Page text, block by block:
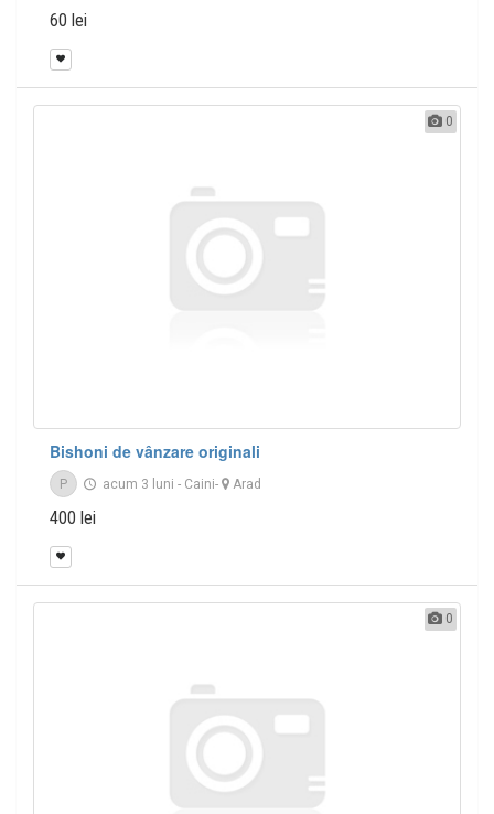
60 lei
0
Bishoni de vânzare originali
P acum 3 luni - Caini- Arad
400 lei
0